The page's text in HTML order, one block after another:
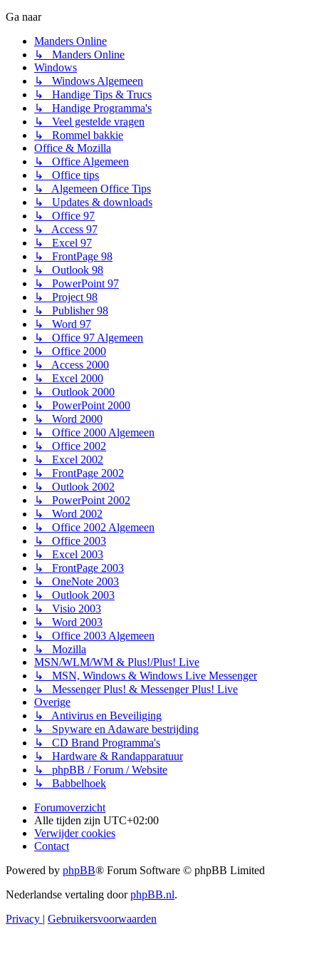
Ga naar
Manders Online
↳ Manders Online
Windows
↳ Windows Algemeen
↳ Handige Tips & Trucs
↳ Handige Programma's
↳ Veel gestelde vragen
↳ Rommel bakkie
Office & Mozilla
↳ Office Algemeen
↳ Office tips
↳ Algemeen Office Tips
↳ Updates & downloads
↳ Office 97
↳ Access 97
↳ Excel 97
↳ FrontPage 98
↳ Outlook 98
↳ PowerPoint 97
↳ Project 98
↳ Publisher 98
↳ Word 97
↳ Office 97 Algemeen
↳ Office 2000
↳ Access 2000
↳ Excel 2000
↳ Outlook 2000
↳ PowerPoint 2000
↳ Word 2000
↳ Office 2000 Algemeen
↳ Office 2002
↳ Excel 2002
↳ FrontPage 2002
↳ Outlook 2002
↳ PowerPoint 2002
↳ Word 2002
↳ Office 2002 Algemeen
↳ Office 2003
↳ Excel 2003
↳ FrontPage 2003
↳ OneNote 2003
↳ Outlook 2003
↳ Visio 2003
↳ Word 2003
↳ Office 2003 Algemeen
↳ Mozilla
MSN/WLM/WM & Plus!/Plus! Live
↳ MSN, Windows & Windows Live Messenger
↳ Messenger Plus! & Messenger Plus! Live
Overige
↳ Antivirus en Beveiliging
↳ Spyware en Adaware bestrijding
↳ CD Brand Programma's
↳ Hardware & Randapparatuur
↳ phpBB / Forum / Website
↳ Babbelhoek
Forumoverzicht
Alle tijden zijn UTC+02:00
Verwijder cookies
Contact
Powered by phpBB® Forum Software © phpBB Limited
Nederlandse vertaling doorphpBB.nl.
Privacy | Gebruikersvoorwaarden